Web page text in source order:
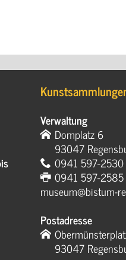
Verwaltung
Domplatz 6
93047
0941 597-2530
0941 597-2585
museum@bistum-
Postadresse
93047